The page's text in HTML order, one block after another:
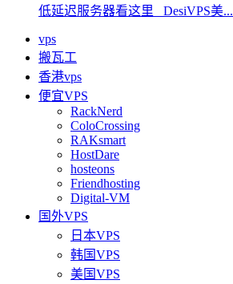
低延迟服务器看这里 DesiVPS美...
vps
搬瓦工
香港vps
便宜VPS
RackNerd
ColoCrossing
RAKsmart
HostDare
hosteons
Friendhosting
Digital-VM
国外VPS
日本VPS
韩国VPS
美国VPS